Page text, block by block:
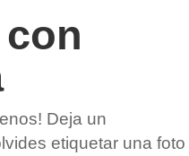
Deja un
etiquetar una foto